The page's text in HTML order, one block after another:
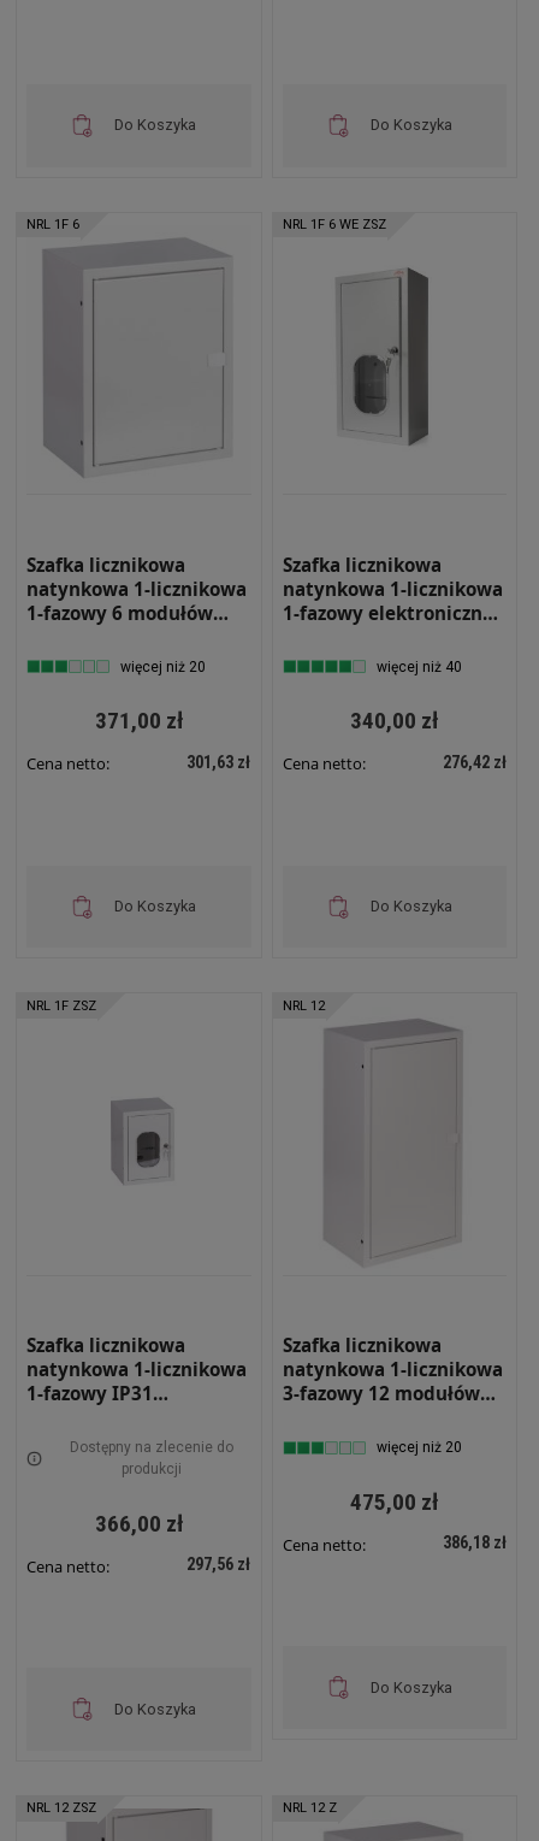
Do Koszyka Do Koszyka
NRL 1F 6
Szafka licznikowa
natynkowa 1-licznikowa
1-fazowy 6 modułów
z zatrzaskiem NRL 1F 6
więcej niż 20
371,00 zł
Cena netto: 301,63 zł
Do Koszyka
NRL 1F 6 WE ZSZ
Szafka licznikowa
natynkowa 1-licznikowa
1-fazowy elektroniczny
220x430x130 Biała z
6 WE ZSZ
więcej niż 40
340,00 zł
Cena netto: 276,42 zł
Do Koszyka
NRL 1F ZSZ
Szafka licznikowa
natynkowa 1-licznikowa
1-fazowy IP31
i szybą Biała NRL 1F ZSZ
Dostępny na zlecenie do
produkcji
366,00 zł
Cena netto: 297,56 zł
Do Koszyka
NRL 12
Szafka licznikowa
natynkowa 1-licznikowa
3-fazowy 12 modułów
na zatrzask NRL 12
więcej niż 20
475,00 zł
Cena netto: 386,18 zł
Do Koszyka
NRL 12 ZSZ NRL 12 Z